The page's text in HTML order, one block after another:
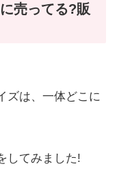
売ってる?販
ズは、一体どこに
してみました!